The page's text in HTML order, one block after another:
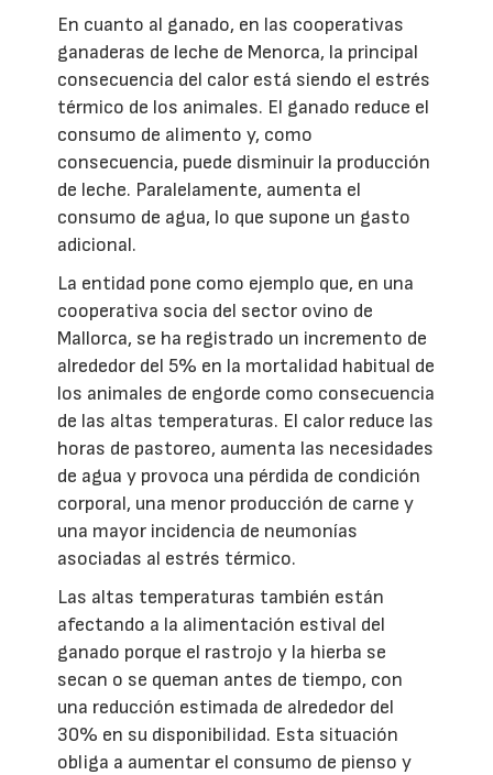
En cuanto al ganado, en las cooperativas
ganaderas de leche de Menorca, la principal
consecuencia del calor está siendo el estrés
térmico de los animales. El ganado reduce el
consumo de alimento y, como
consecuencia, puede disminuir la producción
de leche. Paralelamente, aumenta el
consumo de agua, lo que supone un gasto
adicional.
La entidad pone como ejemplo que, en una
cooperativa socia del sector ovino de
Mallorca, se ha registrado un incremento de
alrededor del 5% en la mortalidad habitual de
los animales de engorde como consecuencia
de las altas temperaturas. El calor reduce las
horas de pastoreo, aumenta las necesidades
de agua y provoca una pérdida de condición
corporal, una menor producción de carne y
una mayor incidencia de neumonías
asociadas al estrés térmico.
Las altas temperaturas también están
afectando a la alimentación estival del
ganado porque el rastrojo y la hierba se
secan o se queman antes de tiempo, con
una reducción estimada de alrededor del
30% en su disponibilidad. Esta situación
obliga a aumentar el consumo de pienso y